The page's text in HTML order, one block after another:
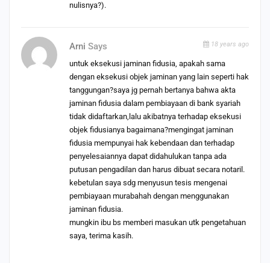
nulisnya?).
Arni Says 18 years ago
untuk eksekusi jaminan fidusia, apakah sama
dengan eksekusi objek jaminan yang lain seperti hak
tanggungan?saya jg pernah bertanya bahwa akta
jaminan fidusia dalam pembiayaan di bank syariah
tidak didaftarkan,lalu akibatnya terhadap eksekusi
objek fidusianya bagaimana?mengingat jaminan
fidusia mempunyai hak kebendaan dan terhadap
penyelesaiannya dapat didahulukan tanpa ada
putusan pengadilan dan harus dibuat secara notaril.
kebetulan saya sdg menyusun tesis mengenai
pembiayaan murabahah dengan menggunakan
jaminan fidusia.
mungkin ibu bs memberi masukan utk pengetahuan
saya, terima kasih.